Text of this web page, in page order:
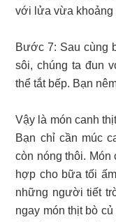
với lửa vừa khoảng
Bước 7: Sau cùng
sôi, chúng ta đun
thể tắt bếp. Bạn
Vậy là món canh
Bạn chỉ cần múc
còn nóng thôi. Món
hợp cho bữa tối
những người tiết
ngay món thịt bò